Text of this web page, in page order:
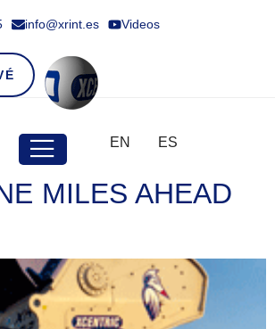
info@xrint.es Videos
EN ES
MILES AHEAD